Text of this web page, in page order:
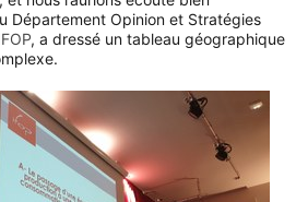
Département Opinion et Stratégies
, a dressé un tableau géographique